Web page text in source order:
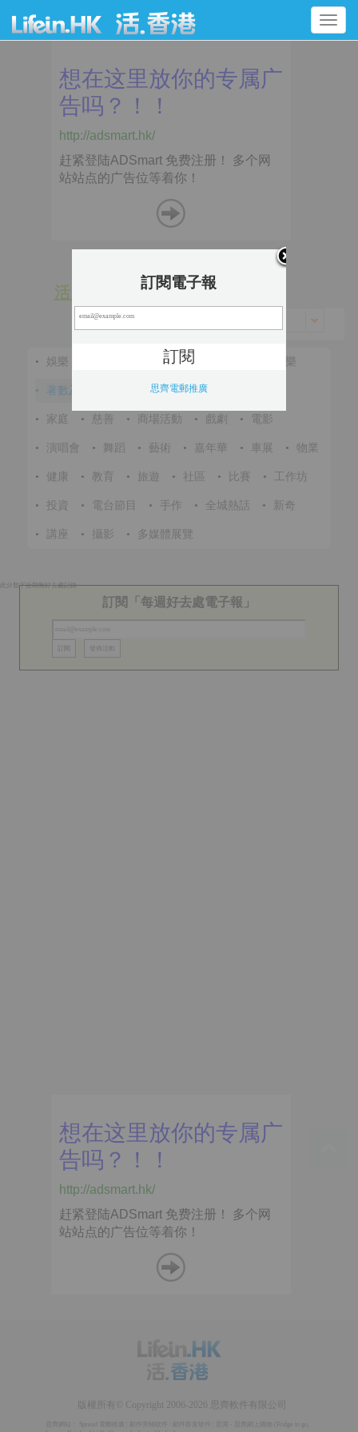
Toggle
navigation
活 動
• 娛樂 • 節慶 音樂
• 著數及優惠 • 體育 •
• 家庭 • 慈善 • 商場活動 • 戲劇 • 電影
• 演唱會 • 舞蹈 • 藝術 • 嘉年華 • 車展 • 物業
• 健康 • 教育 • 旅遊 • 社區 • 比賽 • 工作坊
• 投資 • 電台節目 • 手作 • 全城熱話 • 新奇
• 講座 • 攝影 • 多媒體展覽
此分類下近期無好去處記錄
訂閱「每週好去處電子報」
訂閱電子報
思齊電郵推廣
版權所有© Copyright 2006-2026 思齊軟件有限公司
Spread 電郵推廣